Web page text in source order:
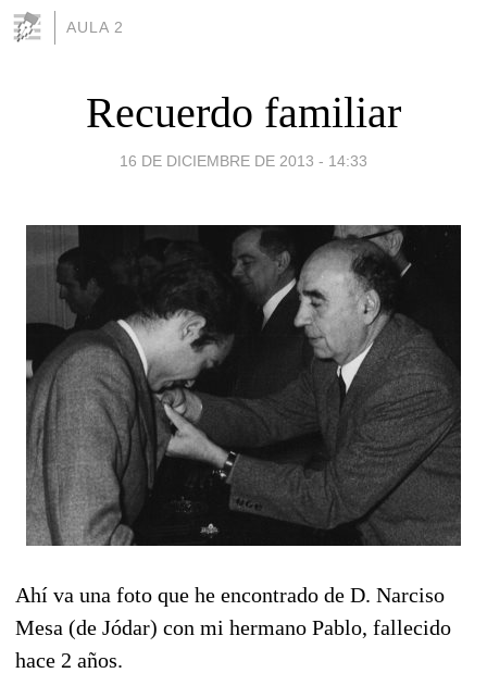
AULA 2
Recuerdo familiar
16 DE DICIEMBRE DE 2013 - 14:33
Ahí va una foto que he encontrado de D. Narciso
Mesa (de Jódar) con mi hermano Pablo, fallecido
hace 2 años.